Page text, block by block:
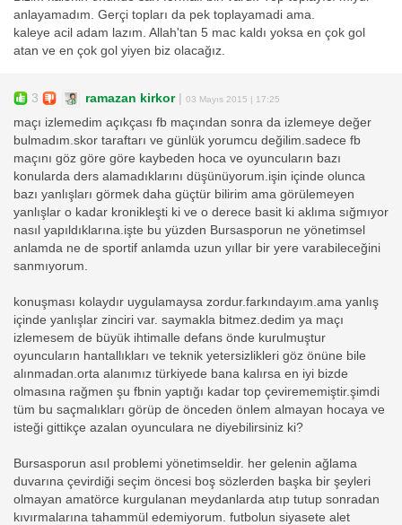
anlayamadım. Gerçi topları da pek toplayamadi ama.
kaleye acil adam lazım. Allah'tan 5 mac kaldı yoksa en çok gol
atan ve en çok gol yiyen biz olacağız.
3 ramazan kirkor| 03 Mayıs 2015 | 17:25
maçı izlemedim açıkçası fb maçından sonra da izlemeye değer
bulmadım.skor taraftarı ve günlük yorumcu değilim.sadece fb
maçını göz göre göre kaybeden hoca ve oyuncuların bazı
konularda ders alamadıklarını düşünüyorum.işin içinde olunca
bazı yanlışları görmek daha güçtür bilirim ama görülemeyen
yanlışlar o kadar kronikleşti ki ve o derece basit ki aklıma sığmıyor
nasıl yapıldıklarına.işte bu yüzden Bursasporun ne yönetimsel
anlamda ne de sportif anlamda uzun yıllar bir yere varabileceğini
sanmıyorum.
konuşması kolaydır uygulamaysa zordur.farkındayım.ama yanlış
içinde yanlışlar zinciri var. saymakla bitmez.dedim ya maçı
izlemesem de büyük ihtimalle defans önde kurulmuştur
oyuncuların hantallıkları ve teknik yetersizlikleri göz önüne bile
alınmadan.orta alanımız türkiyede bana kalırsa en iyi bizde
olmasına rağmen şu fbnin yaptığı kadar top çevirememiştir.şimdi
tüm bu saçmalıkları görüp de önceden önlem almayan hocaya ve
isteği gittikçe azalan oyunculara ne diyebilirsiniz ki?
Bursasporun asıl problemi yönetimseldir. her gelenin ağlama
duvarına çevirdiği seçim öncesi boş sözlerden başka bir şeyleri
olmayan amatörce kurgulanan meydanlarda atıp tutup sonradan
kıvırmalarına tahammül edemiyorum. futbolun siyasete alet